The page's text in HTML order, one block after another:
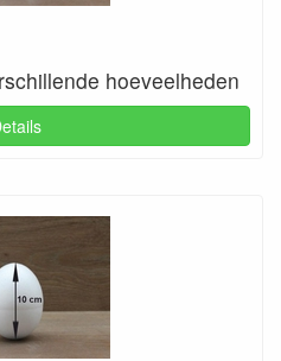
hoeveelheden